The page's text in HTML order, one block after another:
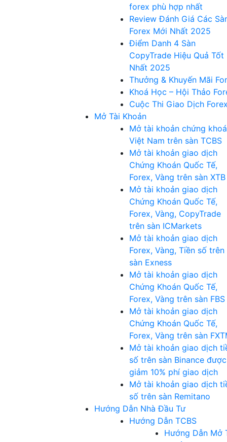
forex phù hợp nhất
Review Đánh Giá Các
Forex Mới Nhất 2025
Điểm Danh 4 Sàn
CopyTrade Hiệu Quả Tốt
Nhất 2025
Thưởng & Khuyến Mãi
Khoá Học – Hội Thảo
Cuộc Thi Giao Dịch Forex
Mở Tài Khoản
Mở tài khoản chứng
Việt Nam trên sàn TCBS
Mở tài khoản giao dịch
Chứng Khoán Quốc Tế,
Forex, Vàng trên sàn XTB
Mở tài khoản giao dịch
Chứng Khoán Quốc Tế,
Forex, Vàng, CopyTrade
trên sàn ICMarkets
Mở tài khoản giao dịch
Forex, Vàng, Tiền số trên
sàn Exness
Mở tài khoản giao dịch
Chứng Khoán Quốc Tế,
Forex, Vàng trên sàn FBS
Mở tài khoản giao dịch
Chứng Khoán Quốc Tế,
Forex, Vàng trên sàn
Mở tài khoản giao dịch
số trên sàn Binance được
giảm 10% phí giao dịch
Mở tài khoản giao dịch
số trên sàn Remitano
Hướng Dẫn Nhà Đầu Tư
Hướng Dẫn TCBS
Hướng Dẫn Mở